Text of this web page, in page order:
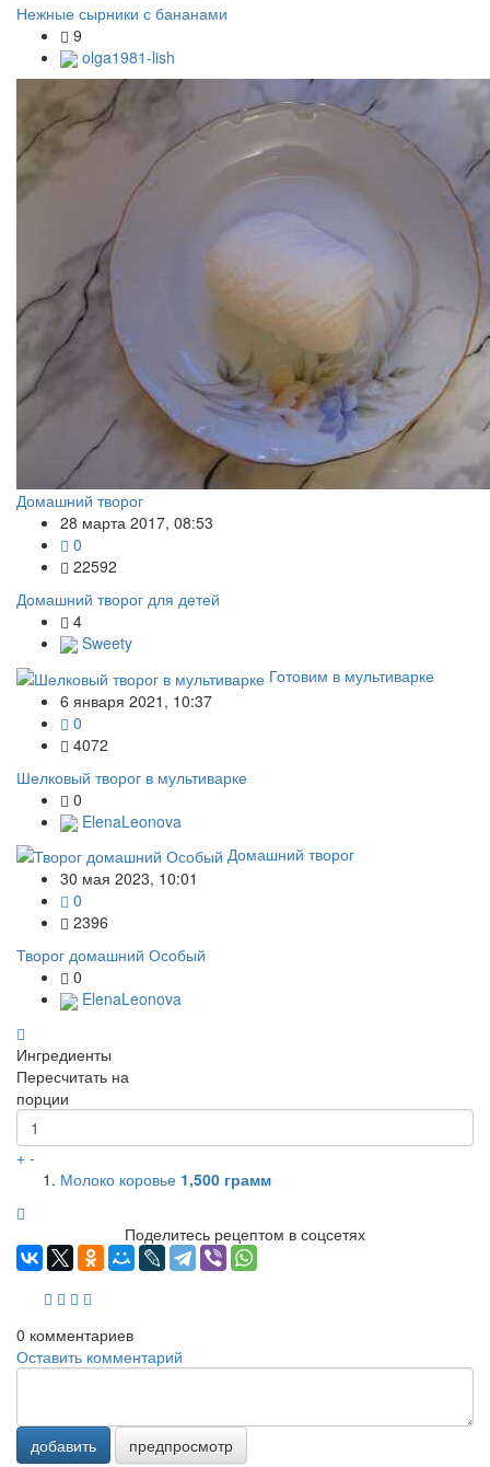
Нежные сырники с бананами
9
olga1981-lish
Домашний творог
28 марта 2017, 08:53
0
22592
Домашний творог для детей
4
Sweety
Готовим в мультиварке
6 января 2021, 10:37
0
4072
Шелковый творог в мультиварке
0
ElenaLeonova
Домашний творог
30 мая 2023, 10:01
0
2396
Творог домашний Особый
0
ElenaLeonova
Ингредиенты
Пересчитать на
порции
+ -
Молоко коровье 1,500 грамм
Поделитесь рецептом в соцсетях
0 комментариев
Оставить комментарий
добавить предпросмотр